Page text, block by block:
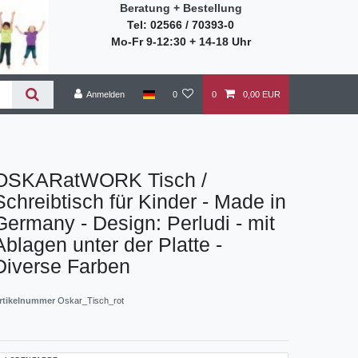
Beratung + Bestellung
Tel: 02566 / 70393-0
Mo-Fr 9-12:30 + 14-18 Uhr
Anmelden 0 0 0,00 EUR
Tisch /
für Kinder - Made in
- Design: Perludi - mit
unter der Platte -
Farben
Oskar_Tisch_rot